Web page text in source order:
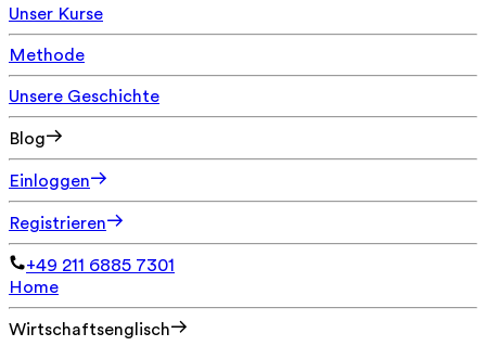
Unser Kurse
Methode
Unsere Geschichte
Blog
Einloggen
Registrieren
+49 211 6885 7301
Home
Wirtschaftsenglisch